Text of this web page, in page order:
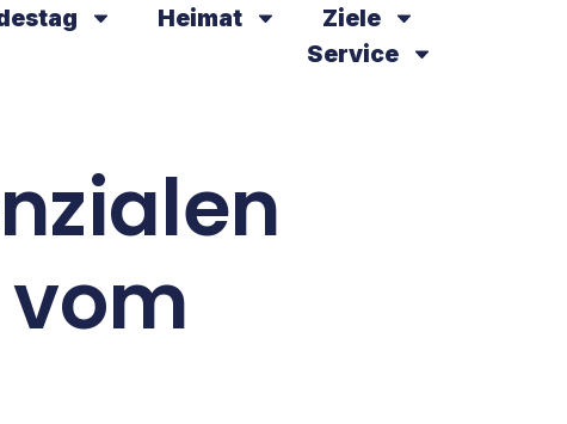
Heimat
Ziele
Service